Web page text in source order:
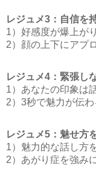
レジュメ3：自信を
1）好感度が爆上が
2）顔の上下にアプ
レジュメ4：緊張し
1）あなたの印象は
2）3秒で魅力が伝
レジュメ5：魅せ方
1）魅力的な話し方
2）あがり症を強み